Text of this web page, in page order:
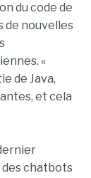
du code de
de nouvelles
«
de Java,
et cela
chatbots